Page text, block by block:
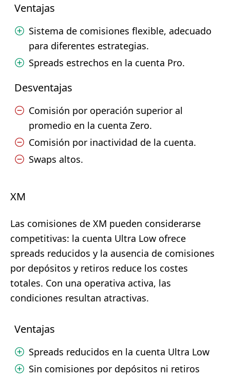
Ventajas
Sistema de comisiones flexible, adecuado
para diferentes estrategias.
Spreads estrechos en la cuenta Pro.
Desventajas
Comisión por operación superior al
promedio en la cuenta Zero.
Comisión por inactividad de la cuenta.
Swaps altos.
XM
Las comisiones de XM pueden considerarse
competitivas: la cuenta Ultra Low ofrece
spreads reducidos y la ausencia de comisiones
por depósitos y retiros reduce los costes
totales. Con una operativa activa, las
condiciones resultan atractivas.
Ventajas
Spreads reducidos en la cuenta Ultra Low
Sin comisiones por depósitos ni retiros